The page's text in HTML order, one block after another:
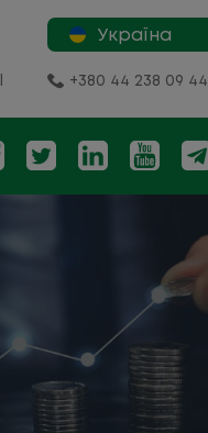
Україна
+380 44 238 09 44